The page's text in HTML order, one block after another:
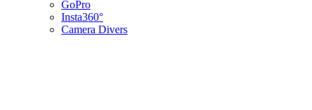
GoPro
Insta360°
Camera Divers